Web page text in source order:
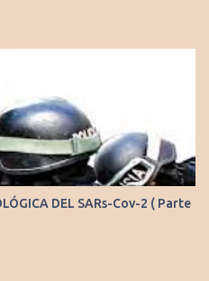
DEL SARs-Cov-2 ( Parte